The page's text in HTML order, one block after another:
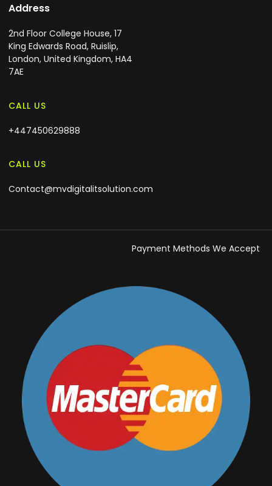
Address
2nd Floor College House, 17
King Edwards Road, Ruislip,
London, United Kingdom, HA4
7AE
CALL US
+447450629888
CALL US
Contact@mvdigitalitsolution.com
Payment Methods We Accept